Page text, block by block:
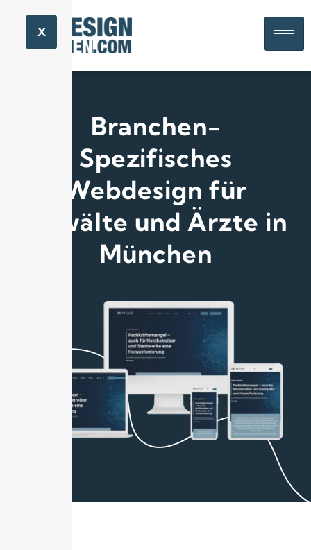
X
Branchen-
Spezifisches
Webdesign für
Anwälte und Ärzte in
München